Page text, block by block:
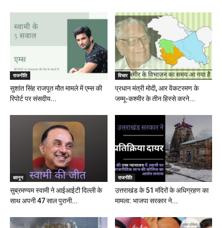
राजनीति
सुशांत सिंह राजपूत मौत मामले में एम्स की
रिपोर्ट पर संसदीय...
विचार
प्रधान मंत्री मोदी, आर वेंकटरमण के
जम्मू-कश्मीर के तीन हिस्से करने...
कानून
सुब्रमण्यम स्वामी ने आईआईटी दिल्ली के
साथ अपनी 47 साल पुरानी...
राजनीति
उत्तराखंड के 51 मंदिरों के अधिग्रहण का
मामला: भाजपा सरकार ने...